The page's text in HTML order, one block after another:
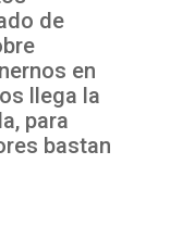
de
en
llega la
para
bastan